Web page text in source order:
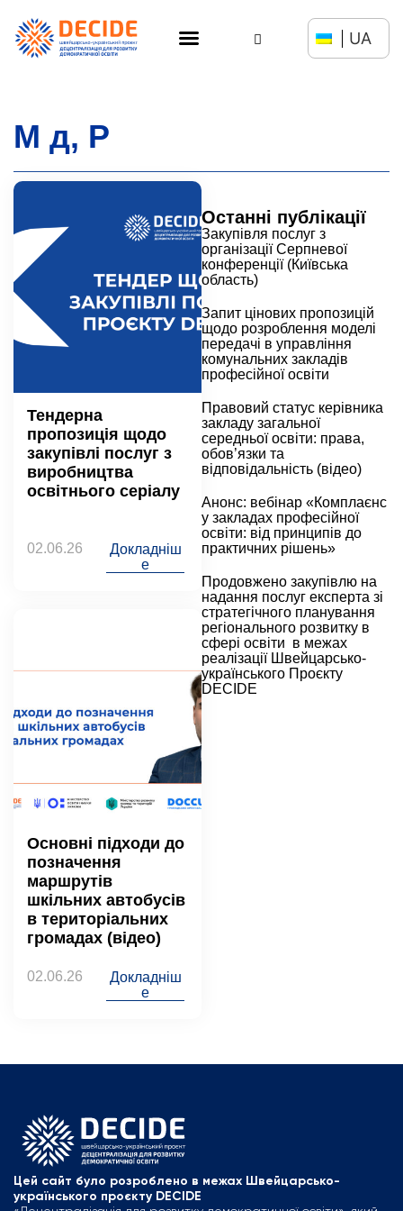
UA
М д, Р
Тендерна
пропозиція щодо
закупівлі послуг з
виробництва
освітнього серіалу
02.06.26
Докладніш
е
Основні підходи до
позначення
маршрутів
шкільних автобусів
в територіальних
громадах (відео)
02.06.26
Докладніш
е
Останні публікації
Закупівля послуг з
організації Серпневої
конференції (Київська
область)
Запит цінових пропозицій
щодо розроблення моделі
передачі в управління
комунальних закладів
професійної освіти
Правовий статус керівника
закладу загальної
середньої освіти: права,
обов’язки та
відповідальність (відео)
Анонс: вебінар «Комплаєнс
у закладах професійної
освіти: від принципів до
практичних рішень»
Продовжено закупівлю на
надання послуг експерта зі
стратегічного планування
регіонального розвитку в
сфері освіти в межах
реалізації Швейцарсько-
українського Проєкту
DECIDE
Цей сайт було розроблено в межах Швейцарсько-
українського проєкту DECIDE